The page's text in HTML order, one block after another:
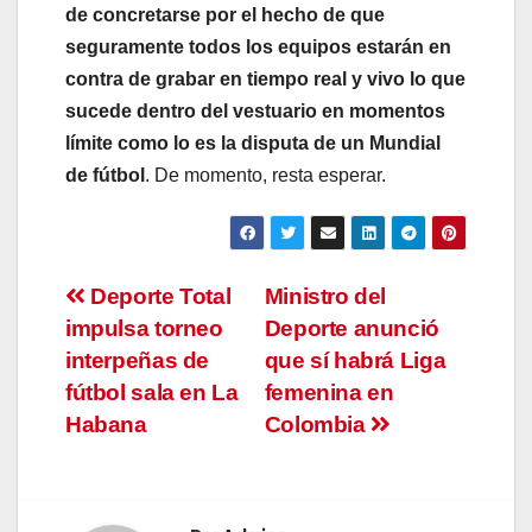
de concretarse por el hecho de que
seguramente todos los equipos estarán en
contra de grabar en tiempo real y vivo lo que
sucede dentro del vestuario en momentos
límite como lo es la disputa de un Mundial
de fútbol . De momento, resta esperar.
Navegación
de
entradas
Ministro del
Deporte anunció
que sí habrá Liga
femenina en
Colombia
Deporte Total
impulsa torneo
interpeñas de
fútbol sala en La
Habana